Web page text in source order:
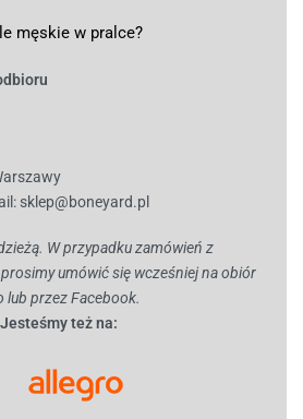
męskie w pralce?
sklep@boneyard.pl
W przypadku zamówień z
umówić się wcześniej na obiór
lub przez Facebook.
Jesteśmy też na: